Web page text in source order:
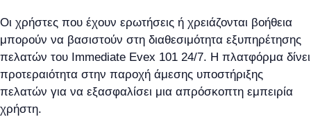
Οι χρήστες που έχουν ερωτήσεις ή χρειάζονται βοήθεια
μπορούν να βασιστούν στη διαθεσιμότητα εξυπηρέτησης
πελατών του Immediate Evex 101 24/7. Η πλατφόρμα δίνει
προτεραιότητα στην παροχή άμεσης υποστήριξης
πελατών για να εξασφαλίσει μια απρόσκοπτη εμπειρία
χρήστη.